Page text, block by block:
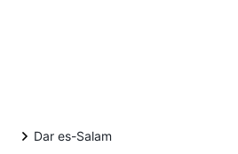
Dar es-Salam